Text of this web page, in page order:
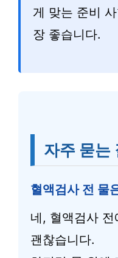
게 맞는 준비
장 좋습니다.
자주 묻는
혈액검사 전 물
네, 혈액검사
괜찮습니다.